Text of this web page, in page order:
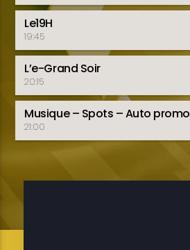
Le19H
19:45
L’e-Grand Soir
20:15
Musique – Spots – Auto promo
21:00